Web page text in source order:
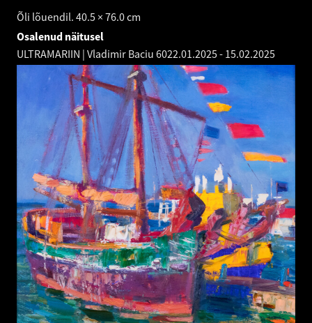
Õli lõuendil. 40.5 × 76.0 cm
Osalenud näitusel
ULTRAMARIIN | Vladimir Baciu 6022.01.2025- 15.02.2025